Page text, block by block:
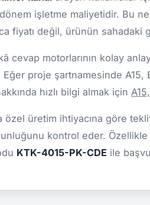
işletme maliyetidir. Bu
fiyatı değil, ürünün
cevap motorlarının kolay
proje şartnamesinde
hızlı bilgi almak için
üretim ihtiyacına göre
kontrol eder. Özellikle
KTK-4015-PK-CDE ile